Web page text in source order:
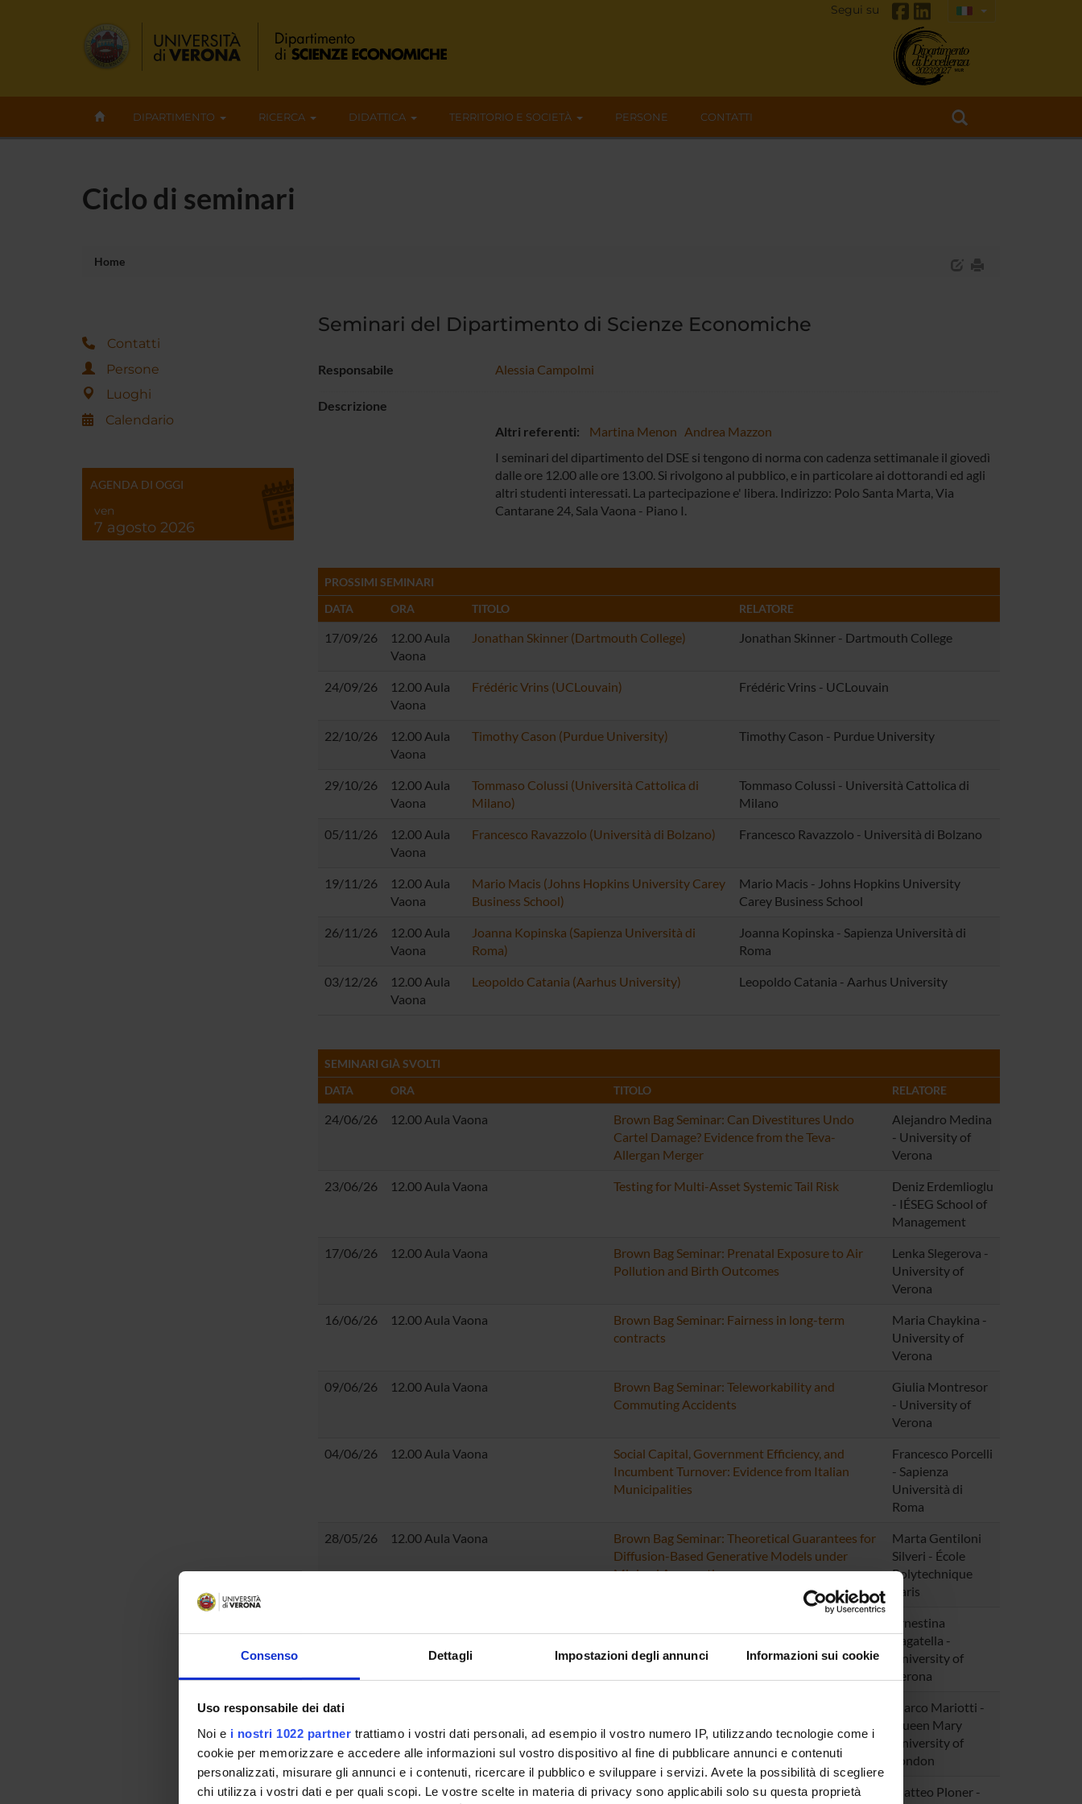
Consenso Dettagli Impostazioni degli annunci Informazioni sui cookie
Uso responsabile dei dati
Noi e i nostri 1022 partner trattiamo i vostri dati personali, ad esempio il vostro numero IP, utilizzando tecnologie come i
cookie per memorizzare e accedere alle informazioni sul vostro dispositivo al fine di pubblicare annunci e contenuti
personalizzati, misurare gli annunci e i contenuti, ricercare il pubblico e sviluppare i servizi. Avete la possibilità di scegliere
chi utilizza i vostri dati e per quali scopi. Le vostre scelte in materia di privacy sono applicabili solo su questa proprietà
Segui su
DIPARTIMENTO RICERCA DIDATTICA TERRITORIO E SOCIETÀ PERSONE CONTATTI
Ciclo di seminari
Home
Contatti
Persone
Luoghi
Calendario
AGENDA DI OGGI
ven
7 agosto 2026
Seminari del Dipartimento di Scienze Economiche
Responsabile Alessia Campolmi
Descrizione
Altri referenti:
Martina Menon Andrea Mazzon
I seminari del dipartimento del DSE si tengono di norma con cadenza settimanale il giovedì
dalle ore 12.00 alle ore 13.00. Si rivolgono al pubblico, e in particolare ai dottorandi ed agli
altri studenti interessati. La partecipazione e' libera. Indirizzo: Polo Santa Marta, Via
Cantarane 24, Sala Vaona - Piano I.
PROSSIMI SEMINARI
DATA
ORA TITOLO RELATORE
17/09/26
12.00 Aula
Vaona
Jonathan Skinner (Dartmouth College) Jonathan Skinner - Dartmouth College
24/09/26
12.00 Aula
Vaona
Frédéric Vrins (UCLouvain) Frédéric Vrins - UCLouvain
22/10/26
12.00 Aula
Vaona
Timothy Cason (Purdue University) Timothy Cason - Purdue University
29/10/26
12.00 Aula
Vaona
Tommaso Colussi (Università Cattolica di
Milano)
Tommaso Colussi - Università Cattolica di
Milano
05/11/26
12.00 Aula
Vaona
Francesco Ravazzolo (Università di Bolzano) Francesco Ravazzolo - Università di Bolzano
19/11/26
12.00 Aula
Vaona
Mario Macis (Johns Hopkins University Carey
Business School)
Mario Macis - Johns Hopkins University
Carey Business School
26/11/26
12.00 Aula
Vaona
Joanna Kopinska (Sapienza Università di
Roma)
Joanna Kopinska - Sapienza Università di
Roma
03/12/26
12.00 Aula
Vaona
Leopoldo Catania (Aarhus University) Leopoldo Catania - Aarhus University
SEMINARI GIÀ SVOLTI
DATA
ORA TITOLO RELATORE
24/06/26 12.00 Aula Vaona
Brown Bag Seminar: Can Divestitures Undo
Cartel Damage? Evidence from the Teva-
Allergan Merger
Alejandro Medina
- University of
Verona
23/06/26 12.00 Aula Vaona Testing for Multi-Asset Systemic Tail Risk
Deniz Erdemlioglu
- IÉSEG School of
Management
17/06/26 12.00 Aula Vaona
Brown Bag Seminar: Prenatal Exposure to Air
Pollution and Birth Outcomes
Lenka Slegerova -
University of
Verona
16/06/26 12.00 Aula Vaona
Brown Bag Seminar: Fairness in long-term
contracts
Maria Chaykina -
University of
Verona
09/06/26 12.00 Aula Vaona
Brown Bag Seminar: Teleworkability and
Commuting Accidents
Giulia Montresor
- University of
Verona
04/06/26 12.00 Aula Vaona
Social Capital, Government Efficiency, and
Incumbent Turnover: Evidence from Italian
Municipalities
Francesco Porcelli
- Sapienza
Università di
Roma
28/05/26 12.00 Aula Vaona
Brown Bag Seminar: Theoretical Guarantees for
Diffusion-Based Generative Models under
Minimal Assumptions
Marta Gentiloni
Silveri - École
Polytechnique
Paris
lives and money!
Ernestina
Bagatella -
University of
Verona
14/05/26
Marco Mariotti -
Queen Mary
University of
London
07/05/26 12.00 Aula Vaona
Matteo Ploner: Gender Differences in Pension
Matteo Ploner -